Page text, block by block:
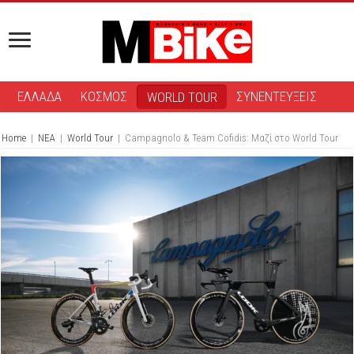
ΕΛΛΑΔΑ ΚΟΣΜΟΣ WORLD TOUR ΣΥΝΕΝΤΕΥΞΕΙΣ
Home | ΝΕΑ | World Tour | Campagnolo & Team Cofidis: Μαζί στο World Tour